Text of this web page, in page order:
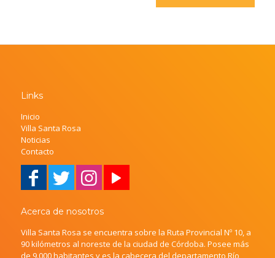
Links
Inicio
Villa Santa Rosa
Noticias
Contacto
Acerca de nosotros
Villa Santa Rosa se encuentra sobre la Ruta Provincial Nº 10, a
90 kilómetros al noreste de la ciudad de Córdoba. Posee más
de 9.000 habitantes y es la cabecera del departamento Río